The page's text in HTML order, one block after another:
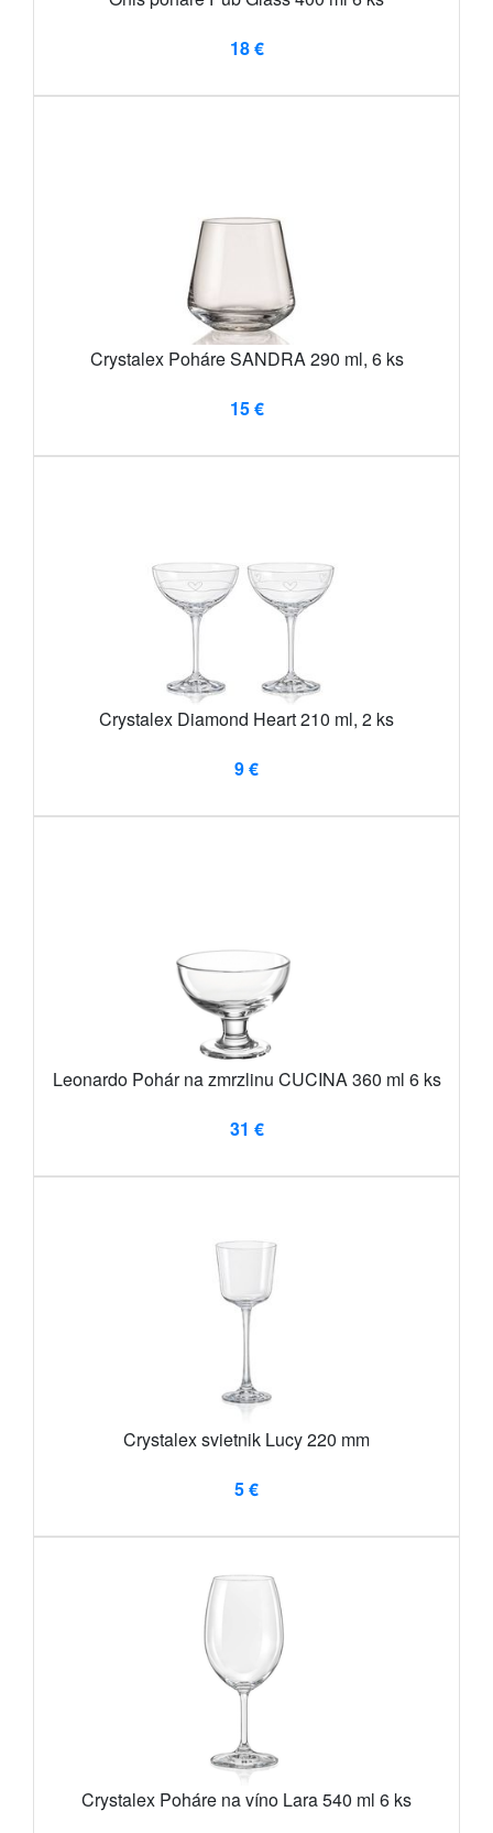
18 €
Crystalex Poháre SANDRA 290 ml, 6 ks
15 €
Crystalex Diamond Heart 210 ml, 2 ks
9 €
Leonardo Pohár na zmrzlinu CUCINA 360 ml 6 ks
31 €
Crystalex svietnik Lucy 220 mm
5 €
Crystalex Poháre na víno Lara 540 ml 6 ks